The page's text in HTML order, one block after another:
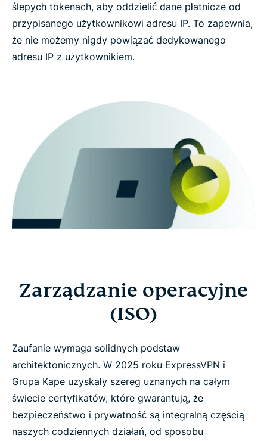
ślepych tokenach, aby oddzielić dane płatnicze od
przypisanego użytkownikowi adresu IP. To zapewnia,
że nie możemy nigdy powiązać dedykowanego
adresu IP z użytkownikiem.
Zarządzanie operacyjne
(ISO)
Zaufanie wymaga solidnych podstaw
architektonicznych. W 2025 roku ExpressVPN i
Grupa Kape uzyskały szereg uznanych na całym
świecie certyfikatów, które gwarantują, że
bezpieczeństwo i prywatność są integralną częścią
naszych codziennych działań, od sposobu